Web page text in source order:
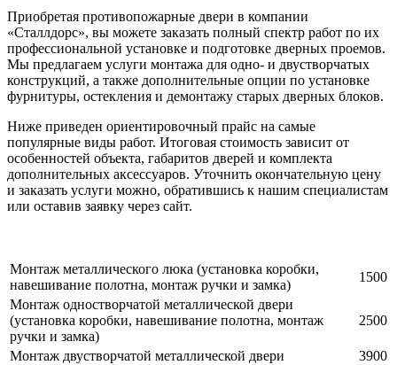
Приобретая противопожарные двери в компании
«Сталлдорс», вы можете заказать полный спектр работ по их
профессиональной установке и подготовке дверных проемов.
Мы предлагаем услуги монтажа для одно- и двустворчатых
конструкций, а также дополнительные опции по установке
фурнитуры, остекления и демонтажу старых дверных блоков.
Ниже приведен ориентировочный прайс на самые
популярные виды работ. Итоговая стоимость зависит от
особенностей объекта, габаритов дверей и комплекта
дополнительных аксессуаров. Уточнить окончательную цену
и заказать услуги можно, обратившись к нашим специалистам
или оставив заявку через сайт.
Монтаж металлического люка (установка коробки,
навешивание полотна, монтаж ручки и замка)
1500
Монтаж одностворчатой металлической двери
(установка коробки, навешивание полотна, монтаж
ручки и замка)
2500
Монтаж двустворчатой металлической двери
3900